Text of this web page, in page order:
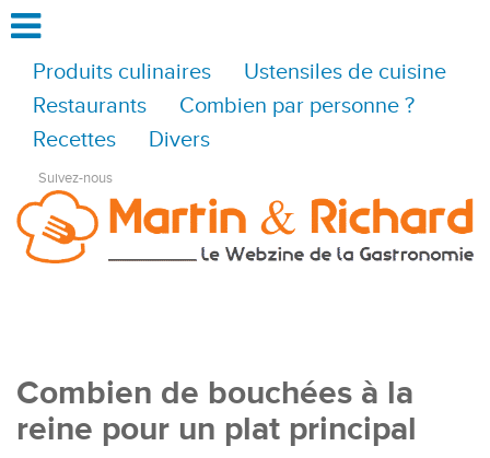
Produits culinaires
Ustensiles de cuisine
Restaurants
Combien par personne ?
Recettes
Divers
Suivez-nous
Combien de bouchées à la
reine pour un plat principal